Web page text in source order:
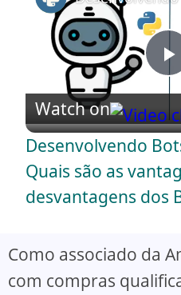
l
a
V
Watch on
Desenvolvendo
Quais são as
desvantagens dos
Como associado da
com compras